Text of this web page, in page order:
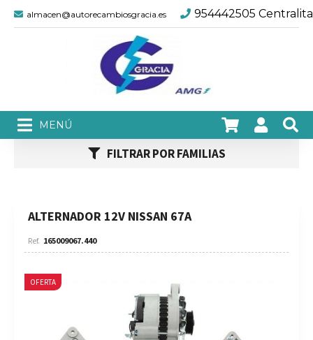
almacen@autorecambiosgracia.es 954442505 Centralita
FILTRAR POR FAMILIAS
ALTERNADOR 12V NISSAN 67A
165009067.440
OFERTA